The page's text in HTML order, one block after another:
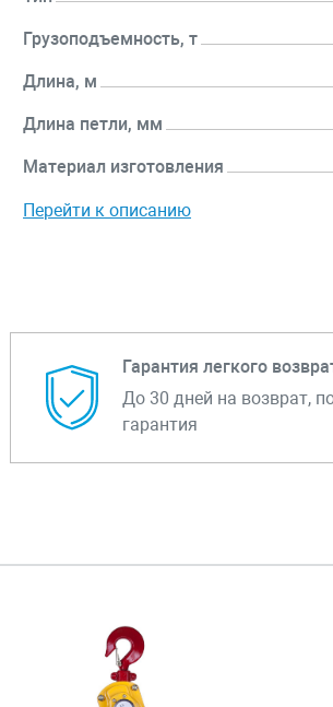
Грузоподъемность, т
Длина, м
Длина петли, мм
Материал изготовления
Перейти к описанию
Гарантия легкого
До 30 дней на возврат,
гарантия